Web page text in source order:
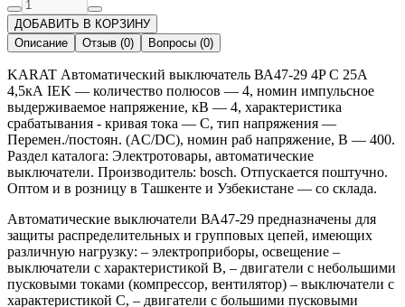
ДОБАВИТЬ В КОРЗИНУ
Описание
Отзыв (0) Вопросы (0)
KARAT Автоматический выключатель ВА47-29 4P C 25А
4,5кА IEK — количество полюсов — 4, номин импульсное
выдерживаемое напряжение, кВ — 4, характеристика
срабатывания - кривая тока — C, тип напряжения —
Перемен./постоян. (AC/DC), номин раб напряжение, В — 400.
Раздел каталога: Электротовары, автоматические
выключатели. Производитель: bosch. Отпускается поштучно.
Оптом и в розницу в Ташкенте и Узбекистане — со склада.
Автоматические выключатели ВА47-29 предназначены для
защиты распределительных и групповых цепей, имеющих
различную нагрузку: – электроприборы, освещение –
выключатели с характеристикой В, – двигатели с небольшими
пусковыми токами (компрессор, вентилятор) – выключатели с
характеристикой C, – двигатели с большими пусковыми